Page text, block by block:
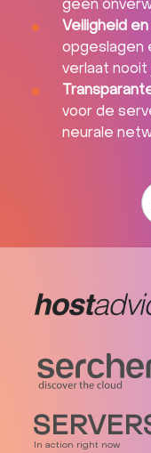
geen
Veiligheid
opgeslagen
verlaat nooit
voor de
neurale
In action right now